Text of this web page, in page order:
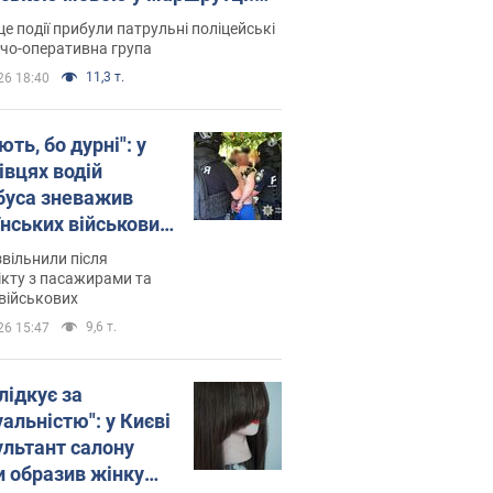
склала адмінпротокол.
події прибули патрульні поліцейські
оперативна група
18:40 11,3 т.
бо дурні": у
водій
зневажив
військових
Відео
після
з пасажирами та
15:47 9,6 т.
за
у Києві
салону
образив жінку